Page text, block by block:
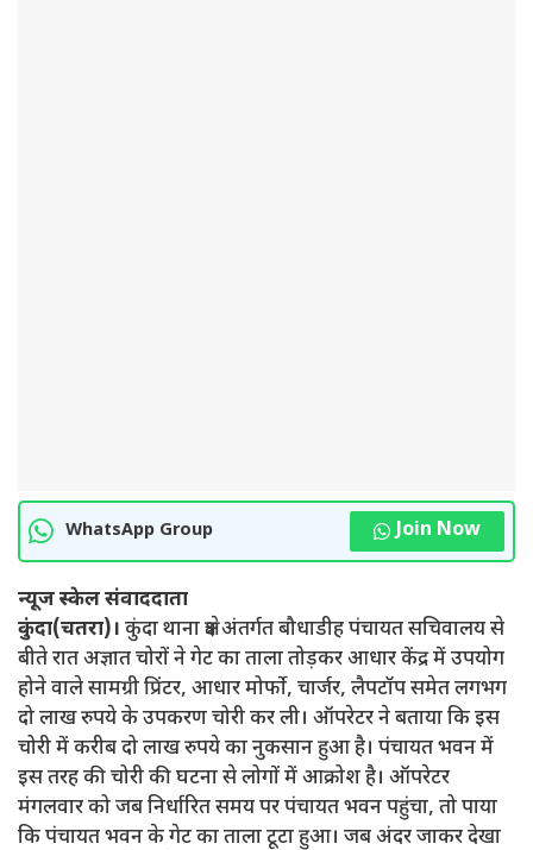
WhatsApp Group Join Now
न्यूज स्केल संवाददाता
कुंदा(चतरा)। कुंदा थाना क्षेत्र अंतर्गत बौधाडीह पंचायत सचिवालय से
बीते रात अज्ञात चोरों ने गेट का ताला तोड़कर आधार केंद्र में उपयोग
होने वाले सामग्री प्रिंटर, आधार मोर्फाे, चार्जर, लैपटॉप समेत लगभग
दो लाख रुपये के उपकरण चोरी कर ली। ऑपरेटर ने बताया कि इस
चोरी में करीब दो लाख रुपये का नुकसान हुआ है। पंचायत भवन में
इस तरह की चोरी की घटना से लोगों में आक्रोश है। ऑपरेटर
मंगलवार को जब निर्धारित समय पर पंचायत भवन पहुंचा, तो पाया
कि पंचायत भवन के गेट का ताला टूटा हुआ। जब अंदर जाकर देखा